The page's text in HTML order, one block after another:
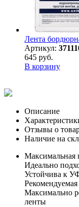
Лента
Артикул:
645 руб.
В корзину
Описание
Отзывы о
Наличие на
Максимальная
Идеально
Устойчива к
Максимально
ленты